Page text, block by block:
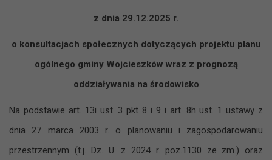
z dnia 29.12.2025 r.
o konsultacjach społecznych dotyczących projektu planu
ogólnego gminy Wojcieszków wraz z prognozą
oddziaływania na środowisko
Na podstawie art. 13i ust. 3 pkt 8 i 9 i art. 8h ust. 1 ustawy z
‍dnia 27 marca 2003 r. o ‍planowaniu i ‍zagospodarowaniu
przestrzennym (t.j. Dz. U. z 2024 r. poz.1130 ze zm.) oraz